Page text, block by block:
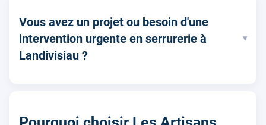
Vous avez un projet ou besoin d'une
intervention urgente en serrurerie à
Landivisiau ?
▾